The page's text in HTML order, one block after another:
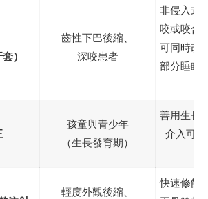
）
齒性下巴後縮、
深咬患者
非侵入式
咬或咬合
可同時改
部分睡眠
孩童與青少年
（生長發育期）
善用生長
介入可
輕度外觀後縮、
快速修飾